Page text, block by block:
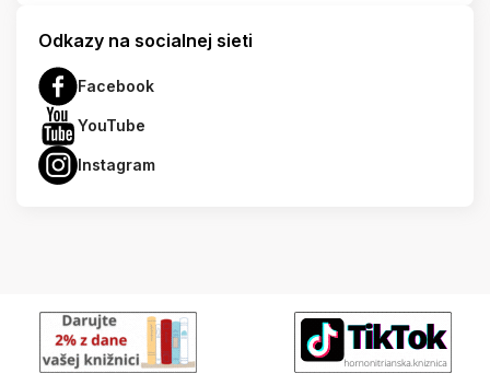
Odkazy na socialnej sieti
Facebook
YouTube
Instagram